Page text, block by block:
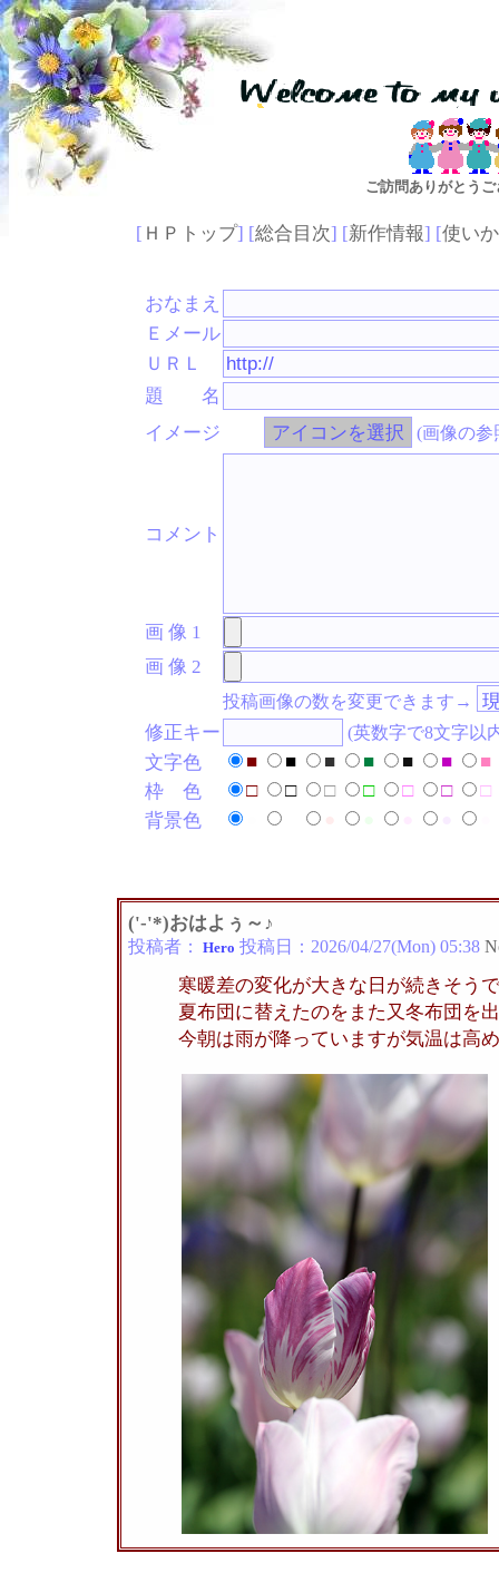
ご訪問ありがとう
[ ＨＰトップ] [総合目次] [新作情報] [使い
おなまえ
Ｅメール
ＵＲＬ
題 名
イメージ
(画像の参
コメント
画 像 1
画 像 2
投稿画像の数を変更できます→
修正キー (英数字で8文字以
文字色 ■ ■ ■ ■ ■ ■
■
枠 色
□ □ □ □ □ □
□
背景色
('-'*)おはよぅ～♪
投稿者： Hero 投稿日： 2026/04/27(Mon) 05:38
寒暖差の変化が大きな日が続きそう
夏布団に替えたのをまた又冬布団を
今朝は雨が降っていますが気温は高